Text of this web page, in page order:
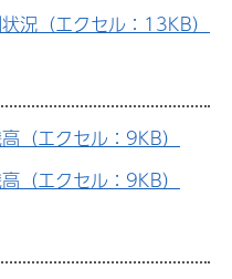
況（エクセル：13KB）
（エクセル：9KB）
（エクセル：9KB）